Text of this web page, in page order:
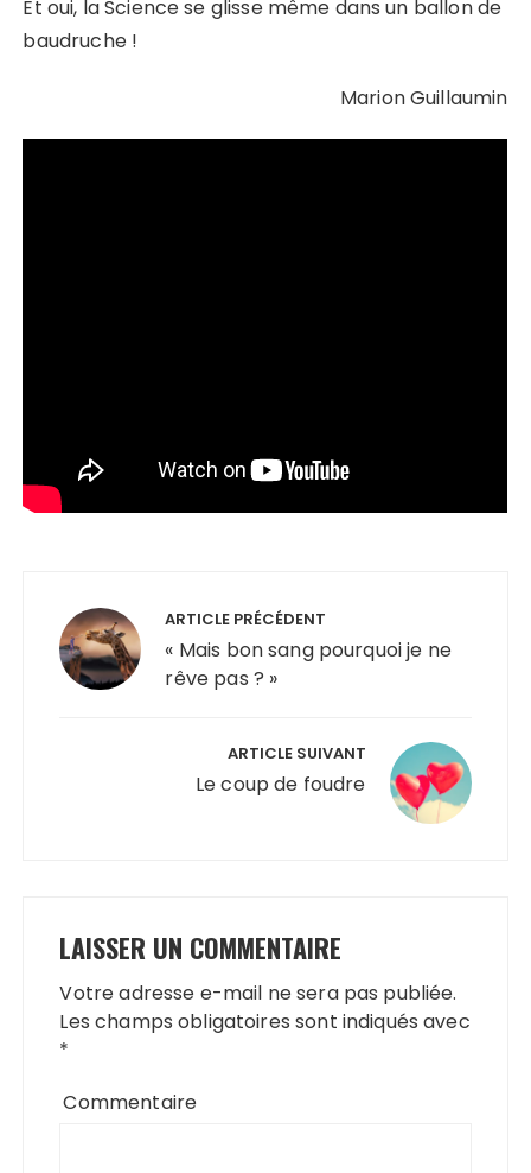
Et oui, la Science se glisse même dans un ballon de
baudruche !
Marion Guillaumin
l’article
ARTICLE PRÉCÉDENT
« Mais bon sang pourquoi je ne
rêve pas ? »
ARTICLE SUIVANT
Le coup de foudre
LAISSER UN COMMENTAIRE
Votre adresse e-mail ne sera pas publiée.
Les champs obligatoires sont indiqués avec
*
Commentaire